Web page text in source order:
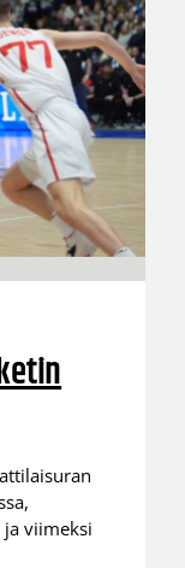
ja viimeksi